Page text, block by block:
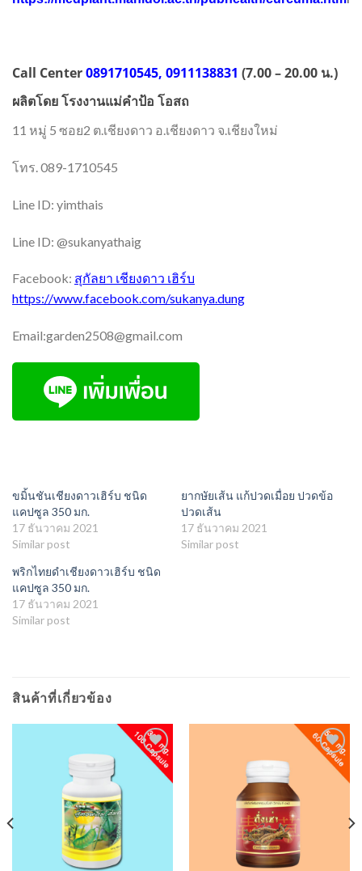
Call Center0891710545, 0911138831 (7.00 – 20.00 น.)
ผลิตโดย โรงงานแม่คำป้อ โอสถ
11 หมู่ 5 ซอย2 ต.เชียงดาว อ.เชียงดาว จ.เชียงใหม่
โทร. 089-1710545
Line ID: yimthais
Line ID: @sukanyathaig
Facebook: สุกัลยา เชียงดาว เฮิร์บ
https://www.facebook.com/sukanya.dung
Email:garden2508@gmail.com
ขมิ้นชันเชียงดาวเฮิร์บ ชนิด
แคปซูล 350 มก.
17 ธันวาคม 2021
Similar post
ยากษัยเส้น แก้ปวดเมื่อย ปวดข้อ
ปวดเส้น
17 ธันวาคม 2021
Similar post
พริกไทยดำเชียงดาวเฮิร์บ ชนิด
แคปซูล 350 มก.
17 ธันวาคม 2021
Similar post
สินค้าที่เกี่ยวข้อง